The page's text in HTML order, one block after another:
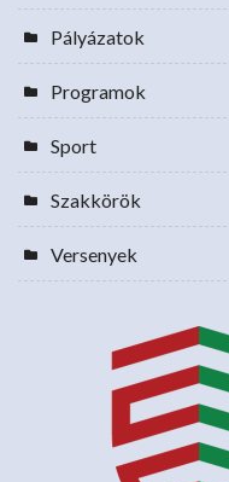
Pályázatok
Programok
Sport
Szakkörök
Versenyek